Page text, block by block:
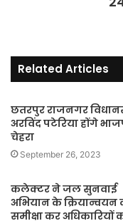
Related Articles
छतरपुर राजनगर
अरविंद पटेरिया होंगे
चेहरा
September 26, 2023
कलेक्टर ने जल सुनवाई
अभियान के क्रियान्वयन
समीक्षा कर अधिकारियों